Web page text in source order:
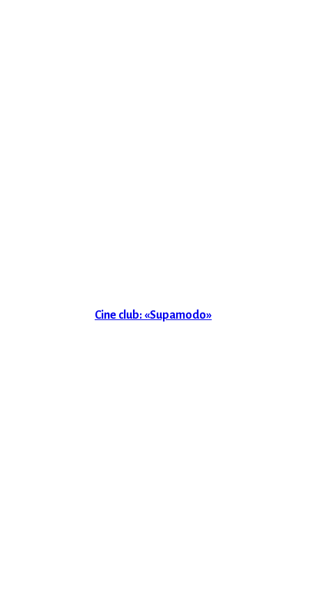
Cine club: «Supamodo»